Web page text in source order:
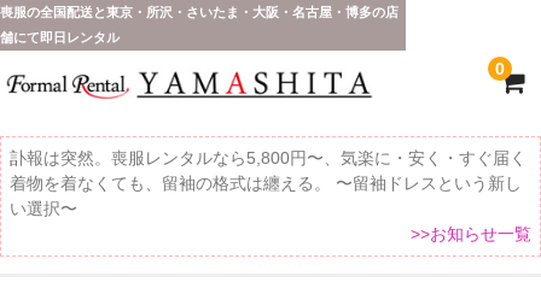
喪服の全国配送と東京・所沢・さいたま・大阪・名古屋・博多の店
舗にて即日レンタル
0
訃報は突然。喪服レンタルなら5,800円〜、気楽に・安く・すぐ届く
着物を着なくても、留袖の格式は纏える。 〜留袖ドレスという新し
い選択〜
>>お知らせ一覧